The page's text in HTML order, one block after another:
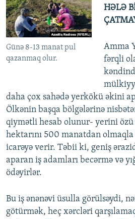
Günə 8-13 manat pul
qazanmaq olur.
HƏLƏ
Amma
fərqli
daha çox sahədə yerkökü əkini
Ölkənin başqa bölgələrinə
qiymətli hesab olunur- yerini özü
hektarını 500 manatdan
icarəyə verir. Təbii ki, geniş
aparan iş adamları becərmə və
ödəyirlər.
Bu iş ənənəvi üsulla görülsəydi,
götürmək, heç xərcləri